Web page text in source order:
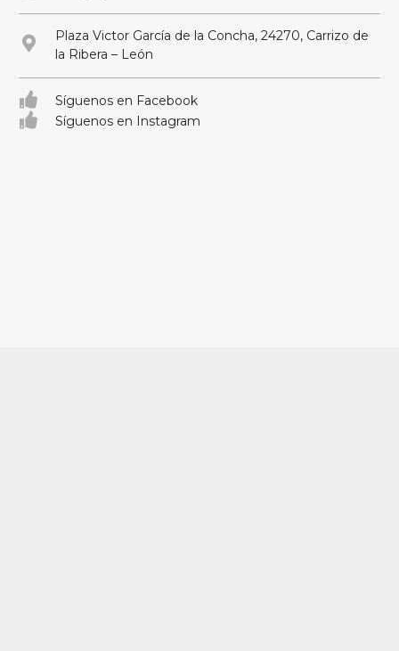
Plaza Victor García de la Concha, 24270, Carrizo de
la Ribera – León
Síguenos en Facebook
Síguenos en Instagram